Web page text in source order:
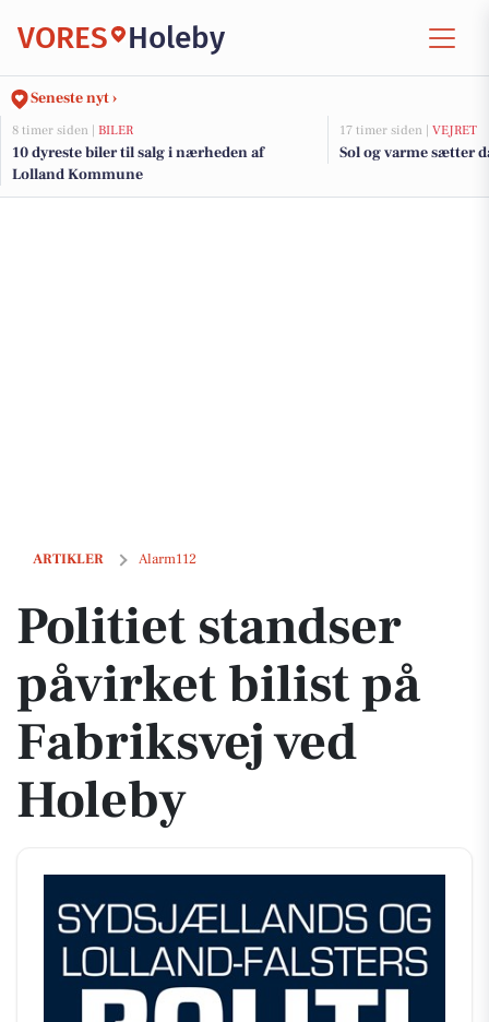
VORES Holeby
Seneste nyt ›
8 timer siden | BILER
10 dyreste biler til salg i nærheden af
Lolland Kommune
17 timer siden | VEJRET
Sol og varme sætter
ARTIKLER Alarm112
Politiet standser påvirket bilist på Fabriksvej ved Holeby
Politiet standser
påvirket bilist på
Fabriksvej ved
Holeby